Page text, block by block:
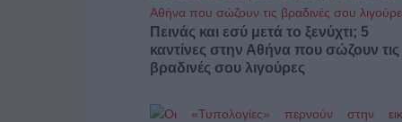
Πεινάς και εσύ μετά το ξενύχτι; 5
καντίνες στην Αθήνα που σώζουν τις
βραδινές σου λιγούρες